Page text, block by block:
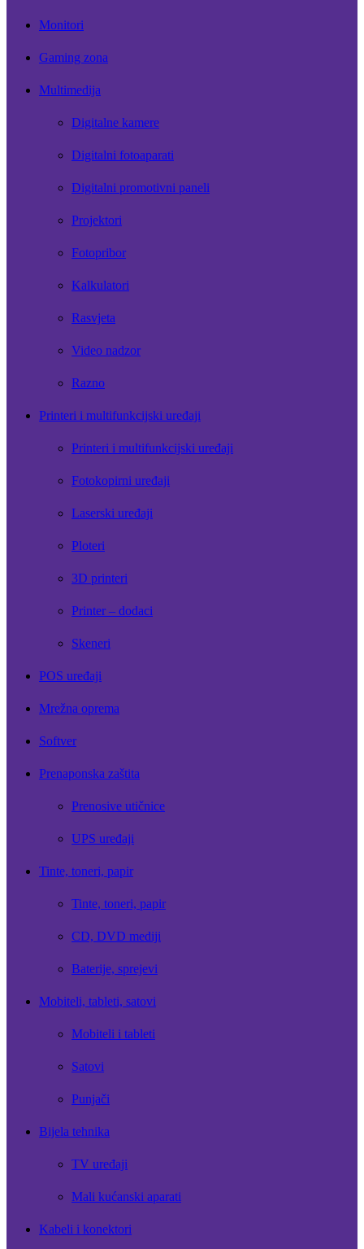
Monitori
Gaming zona
Multimedija
Digitalne kamere
Digitalni fotoaparati
Digitalni promotivni paneli
Projektori
Fotopribor
Kalkulatori
Rasvjeta
Video nadzor
Razno
Printeri i multifunkcijski uređaji
Printeri i multifunkcijski uređaji
Fotokopirni uređaji
Laserski uređaji
Ploteri
3D printeri
Printer – dodaci
Skeneri
POS uređaji
Mrežna oprema
Softver
Prenaponska zaštita
Prenosive utičnice
UPS uređaji
Tinte, toneri, papir
Tinte, toneri, papir
CD, DVD mediji
Baterije, sprejevi
Mobiteli, tableti, satovi
Mobiteli i tableti
Satovi
Punjači
Bijela tehnika
TV uređaji
Mali kućanski aparati
Kabeli i konektori